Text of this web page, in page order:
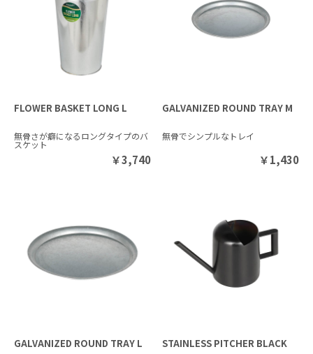
FLOWER BASKET LONG L
無骨さが癖になるロングタイプのバ
スケット
￥3,740
GALVANIZED ROUND TRAY M
無骨でシンプルなトレイ
￥1,430
GALVANIZED ROUND TRAY L STAINLESS PITCHER BLACK